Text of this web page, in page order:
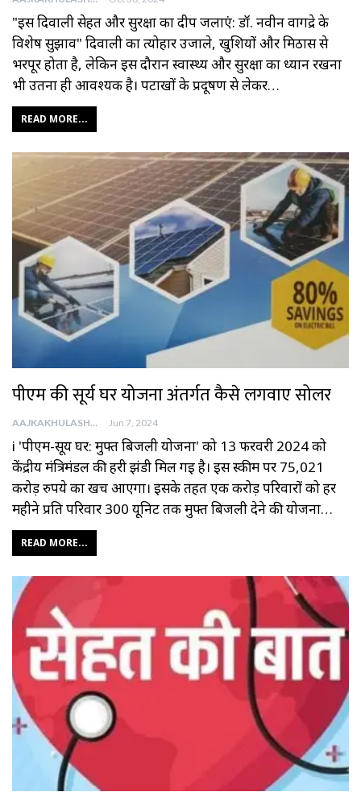
"इस दिवाली सेहत और सुरक्षा का दीप जलाएं: डॉ. नवीन वागद्रे के
विशेष सुझाव" दिवाली का त्योहार उजाले, खुशियों और मिठास से
भरपूर होता है, लेकिन इस दौरान स्वास्थ्य और सुरक्षा का ध्यान रखना
भी उतना ही आवश्यक है। पटाखों के प्रदूषण से लेकर…
READ MORE...
पीएम की सूर्य घर योजना अंतर्गत कैसे लगवाए सोलर
AAJKAKHULASHA Jun 7, 2024
i 'पीएम-सूर्य घर: मुफ्त बिजली योजना' को 13 फरवरी 2024 को
केंद्रीय मंत्रिमंडल की हरी झंडी मिल गई है। इस स्‍कीम पर 75,021
करोड़ रुपये का खर्च आएगा। इसके तहत एक करोड़ परिवारों को हर
महीने प्रति परिवार 300 यूनिट तक मुफ्त बिजली देने की योजना…
READ MORE...